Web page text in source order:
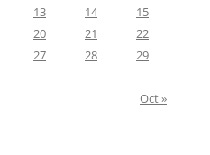
13 14
15
20 21
22
27 28
29
Oct »